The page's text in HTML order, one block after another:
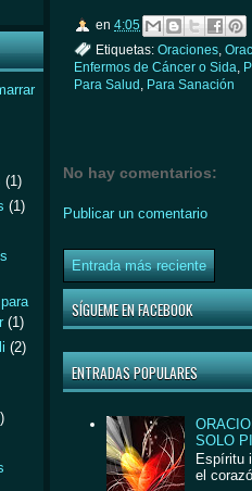
en 4:05
Etiquetas: Oraciones
Enfermos de Cáncer o Sida
Para Salud
Para Sanación
No hay comentarios:
Publicar un comentario
Entrada más reciente
SÍGUEME EN FACEBOOK
ENTRADAS POPULARES
SOLO
Espíritu
el
(1)
(1)
(1)
(2)